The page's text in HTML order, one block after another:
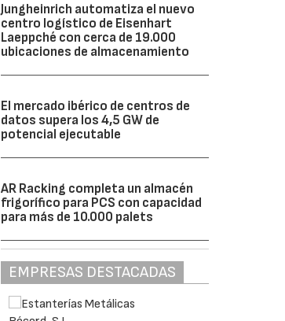
Jungheinrich automatiza el nuevo
centro logístico de Eisenhart
Laeppché con cerca de 19.000
ubicaciones de almacenamiento
El mercado ibérico de centros de
datos supera los 4,5 GW de
potencial ejecutable
AR Racking completa un almacén
frigorífico para PCS con capacidad
para más de 10.000 palets
EMPRESAS DESTACADAS